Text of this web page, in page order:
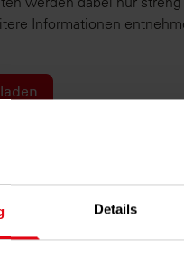
Details
Informationen
werden.
Personalisieren unseres
freiwillig. Zu